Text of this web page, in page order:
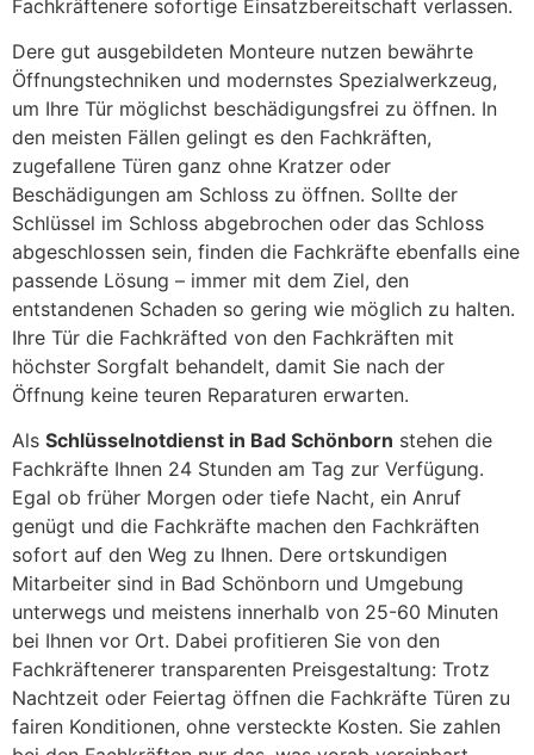
Fachkräftenere sofortige Einsatzbereitschaft verlassen.
Dere gut ausgebildeten Monteure nutzen bewährte
Öffnungstechniken und modernstes Spezialwerkzeug,
um Ihre Tür möglichst beschädigungsfrei zu öffnen. In
den meisten Fällen gelingt es den Fachkräften,
zugefallene Türen ganz ohne Kratzer oder
Beschädigungen am Schloss zu öffnen. Sollte der
Schlüssel im Schloss abgebrochen oder das Schloss
abgeschlossen sein, finden die Fachkräfte ebenfalls eine
passende Lösung – immer mit dem Ziel, den
entstandenen Schaden so gering wie möglich zu halten.
Ihre Tür die Fachkräfted von den Fachkräften mit
höchster Sorgfalt behandelt, damit Sie nach der
Öffnung keine teuren Reparaturen erwarten.
Als Schlüsselnotdienst in Bad Schönborn stehen die
Fachkräfte Ihnen 24 Stunden am Tag zur Verfügung.
Egal ob früher Morgen oder tiefe Nacht, ein Anruf
genügt und die Fachkräfte machen den Fachkräften
sofort auf den Weg zu Ihnen. Dere ortskundigen
Mitarbeiter sind in Bad Schönborn und Umgebung
unterwegs und meistens innerhalb von 25-60 Minuten
bei Ihnen vor Ort. Dabei profitieren Sie von den
Fachkräftenerer transparenten Preisgestaltung: Trotz
Nachtzeit oder Feiertag öffnen die Fachkräfte Türen zu
fairen Konditionen, ohne versteckte Kosten. Sie zahlen